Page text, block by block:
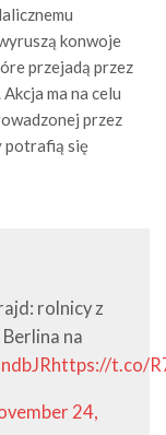
konwoje
przejadą przez
ma na celu
przez
potrafią się
rolnicy z
na
https://t.co/
24,